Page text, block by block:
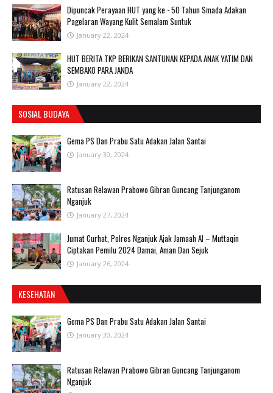
Dipuncak Perayaan HUT yang ke - 50 Tahun Smada Adakan
Pagelaran Wayang Kulit Semalam Suntuk
January 22, 2024
HUT BERITA TKP BERIKAN SANTUNAN KEPADA ANAK YATIM DAN
SEMBAKO PARA JANDA
January 22, 2024
SOSIAL BUDAYA
Gema PS Dan Prabu Satu Adakan Jalan Santai
January 30, 2024
Ratusan Relawan Prabowo Gibran Guncang Tanjunganom
Nganjuk
January 27, 2024
Jumat Curhat, Polres Nganjuk Ajak Jamaah Al – Muttaqin
Ciptakan Pemilu 2024 Damai, Aman Dan Sejuk
January 26, 2024
KESEHATAN
Gema PS Dan Prabu Satu Adakan Jalan Santai
January 30, 2024
Ratusan Relawan Prabowo Gibran Guncang Tanjunganom
Nganjuk